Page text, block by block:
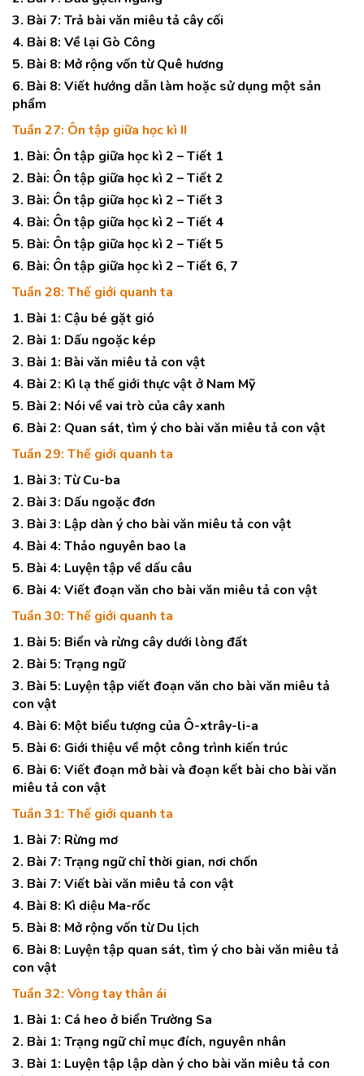
3. Bài 7: Trả bài văn miêu tả cây cối
4. Bài 8: Về lại Gò Công
5. Bài 8: Mở rộng vốn từ Quê hương
6. Bài 8: Viết hướng dẫn làm hoặc sử dụng một sản
phẩm
Tuần 27: Ôn tập giữa học kì II
1. Bài: Ôn tập giữa học kì 2 – Tiết 1
2. Bài: Ôn tập giữa học kì 2 – Tiết 2
3. Bài: Ôn tập giữa học kì 2 – Tiết 3
4. Bài: Ôn tập giữa học kì 2 – Tiết 4
5. Bài: Ôn tập giữa học kì 2 – Tiết 5
6. Bài: Ôn tập giữa học kì 2 – Tiết 6, 7
Tuần 28: Thế giới quanh ta
1. Bài 1: Cậu bé gặt gió
2. Bài 1: Dấu ngoặc kép
3. Bài 1: Bài văn miêu tả con vật
4. Bài 2: Kì lạ thế giới thực vật ở Nam Mỹ
5. Bài 2: Nói về vai trò của cây xanh
6. Bài 2: Quan sát, tìm ý cho bài văn miêu tả con vật
Tuần 29: Thế giới quanh ta
1. Bài 3: Từ Cu-ba
2. Bài 3: Dấu ngoặc đơn
3. Bài 3: Lập dàn ý cho bài văn miêu tả con vật
4. Bài 4: Thảo nguyên bao la
5. Bài 4: Luyện tập về dấu câu
6. Bài 4: Viết đoạn văn cho bài văn miêu tả con vật
Tuần 30: Thế giới quanh ta
1. Bài 5: Biển và rừng cây dưới lòng đất
2. Bài 5: Trạng ngữ
3. Bài 5: Luyện tập viết đoạn văn cho bài văn miêu tả
con vật
4. Bài 6: Một biểu tượng của Ô-xtrây-li-a
5. Bài 6: Giới thiệu về một công trình kiến trúc
6. Bài 6: Viết đoạn mở bài và đoạn kết bài cho bài văn
miêu tả con vật
Tuần 31: Thế giới quanh ta
1. Bài 7: Rừng mơ
2. Bài 7: Trạng ngữ chỉ thời gian, nơi chốn
3. Bài 7: Viết bài văn miêu tả con vật
4. Bài 8: Kì diệu Ma-rốc
5. Bài 8: Mở rộng vốn từ Du lịch
6. Bài 8: Luyện tập quan sát, tìm ý cho bài văn miêu tả
con vật
Tuần 32: Vòng tay thân ái
1. Bài 1: Cá heo ở biển Trường Sa
2. Bài 1: Trạng ngữ chỉ mục đích, nguyên nhân
3. Bài 1: Luyện tập lập dàn ý cho bài văn miêu tả con